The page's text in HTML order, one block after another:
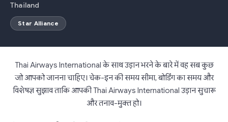
Thailand
Star Alliance
Thai Airways International के साथ उड़ान भरने के बारे में वह सब कुछ
जो आपको जानना चाहिए। चेक-इन की समय सीमा, बोर्डिंग का समय और
विशेषज्ञ सुझाव ताकि आपकी Thai Airways International उड़ान सुचारू
और तनाव-मुक्त हो।